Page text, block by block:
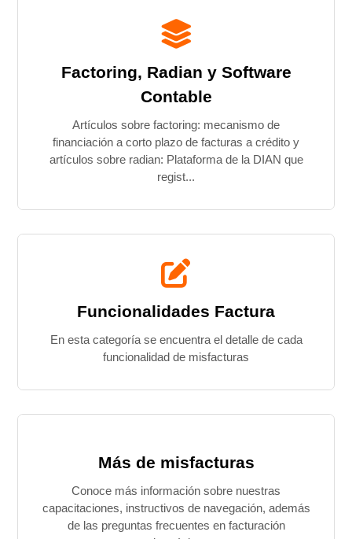
Factoring, Radian y Software
Contable
Artículos sobre factoring: mecanismo de
financiación a corto plazo de facturas a crédito y
artículos sobre radian: Plataforma de la DIAN que
regist...
Funcionalidades Factura
En esta categoría se encuentra el detalle de cada
funcionalidad de misfacturas
Más de misfacturas
Conoce más información sobre nuestras
capacitaciones, instructivos de navegación, además
de las preguntas frecuentes en facturación